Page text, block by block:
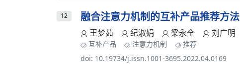
12 融合注意力机制的互补产品推荐方法
王梦茹 纪淑娟 梁永全 刘广明
互补产品 注意力机制
推荐
doi: 10.19734/j.issn.1001-3695.2022.04.0169